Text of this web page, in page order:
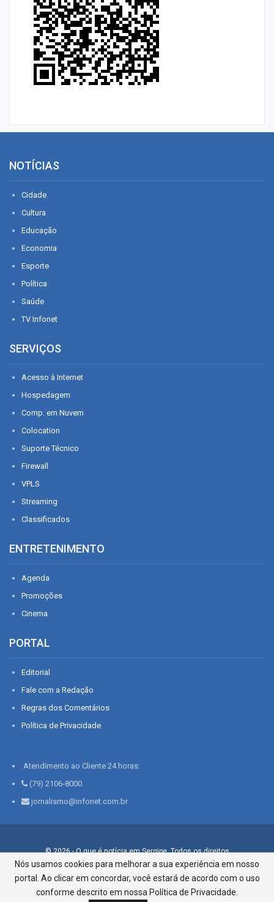
NOTÍCIAS
Cidade
Cultura
Educação
Economia
Esporte
Política
Saúde
TV Infonet
SERVIÇOS
Acesso à Internet
Hospedagem
Comp. em Nuvem
Colocation
Suporte Técnico
Firewall
VPLS
Streaming
Classificados
ENTRETENIMENTO
Agenda
Promoções
Cinema
PORTAL
Editorial
Fale com a Redação
Regras dos Comentários
Política de Privacidade
Atendimento ao Cliente 24 horas:
(79) 2106-8000
jornalismo@infonet.com.br
© 2026 - O que é notícia em Sergipe. Todos os direitos
reservados.
Infonet - Rua Monsenhor Silveira 276, Bairro São José |
Aracaju-SE, CEP 49015-030, Fone: 79.2106.8000 - CI Centro de
Nós usamos cookies para melhorar a sua experiência em nosso
portal. Ao clicar em concordar, você estará de acordo com o uso
conforme descrito em nossa Política de Privacidade.